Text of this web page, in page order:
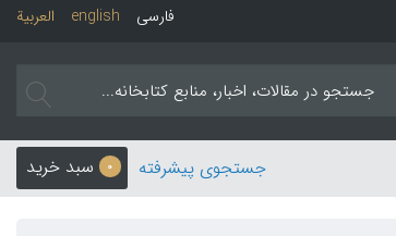
العربیة english فارسی
0 سبد خرید جستجوی پیشرفته